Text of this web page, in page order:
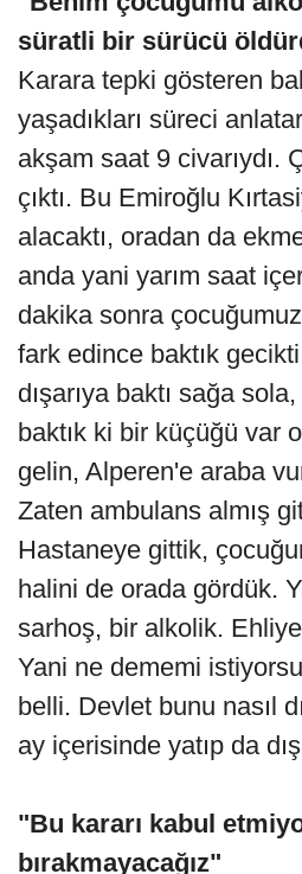
süratli bir sürücü
Karara tepki gösteren
yaşadıkları süreci
akşam saat 9 civarıydı.
çıktı. Bu Emiroğlu
alacaktı, oradan da
anda yani yarım saat
dakika sonra
fark edince baktık
dışarıya baktı sağa
baktık ki bir küçüğü var
gelin, Alperen'e araba
Zaten ambulans almış
Hastaneye gittik,
halini de orada gördük.
sarhoş, bir alkolik.
Yani ne dememi
belli. Devlet bunu nasıl
ay içerisinde yatıp da
"Bu kararı kabul
bırakmayacağız"